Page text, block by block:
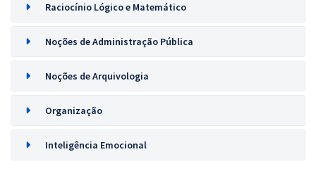
Raciocínio Lógico e Matemático
Noções de Administração Pública
Noções de Arquivologia
Organização
Inteligência Emocional